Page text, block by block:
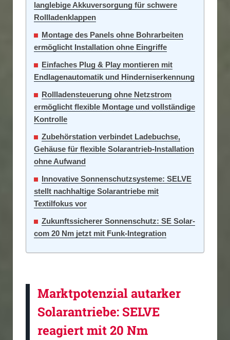
langlebige Akkuversorgung für schwere
Rollladenklappen
Montage des Panels ohne Bohrarbeiten
ermöglicht Installation ohne Eingriffe
Einfaches Plug & Play montieren mit
Endlagenautomatik und Hinderniserkennung
Rollladensteuerung ohne Netzstrom
ermöglicht flexible Montage und vollständige
Kontrolle
Zubehörstation verbindet Ladebuchse,
Gehäuse für flexible Solarantrieb-Installation
ohne Aufwand
Innovative Sonnenschutzsysteme: SELVE
stellt nachhaltige Solarantriebe mit
Textilfokus vor
Zukunftssicherer Sonnenschutz: SE Solar-
com 20 Nm jetzt mit Funk-Integration
Marktpotenzial autarker
Solarantriebe: SELVE
reagiert mit 20 Nm